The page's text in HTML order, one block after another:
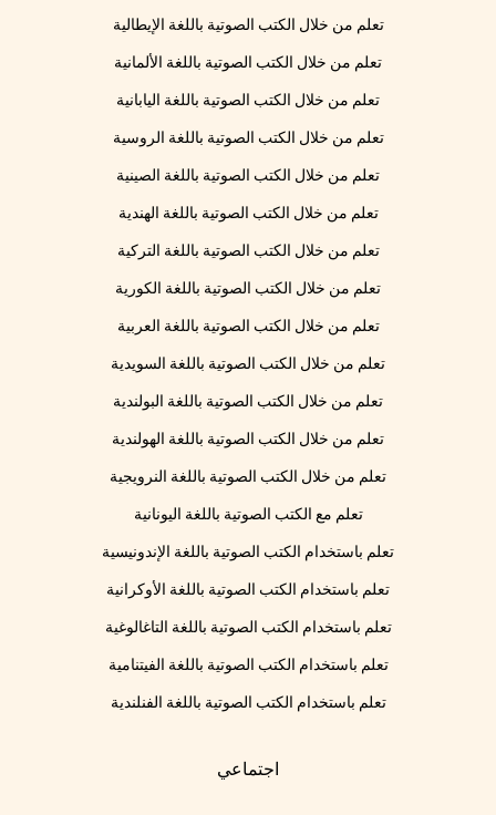
تعلم من خلال الكتب الصوتية باللغة الإيطالية
تعلم من خلال الكتب الصوتية باللغة الألمانية
تعلم من خلال الكتب الصوتية باللغة اليابانية
تعلم من خلال الكتب الصوتية باللغة الروسية
تعلم من خلال الكتب الصوتية باللغة الصينية
تعلم من خلال الكتب الصوتية باللغة الهندية
تعلم من خلال الكتب الصوتية باللغة التركية
تعلم من خلال الكتب الصوتية باللغة الكورية
تعلم من خلال الكتب الصوتية باللغة العربية
تعلم من خلال الكتب الصوتية باللغة السويدية
تعلم من خلال الكتب الصوتية باللغة البولندية
تعلم من خلال الكتب الصوتية باللغة الهولندية
تعلم من خلال الكتب الصوتية باللغة النرويجية
تعلم مع الكتب الصوتية باللغة اليونانية
تعلم باستخدام الكتب الصوتية باللغة الإندونيسية
تعلم باستخدام الكتب الصوتية باللغة الأوكرانية
تعلم باستخدام الكتب الصوتية باللغة التاغالوغية
تعلم باستخدام الكتب الصوتية باللغة الفيتنامية
تعلم باستخدام الكتب الصوتية باللغة الفنلندية
اجتماعي